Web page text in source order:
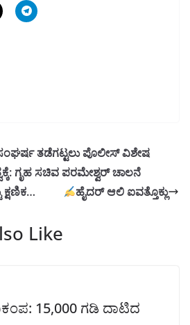
ತಡೆಗಟ್ಟಲು ಪೊಲೀಸ್ ವಿಶೇಷ
ಗೃಹ ಸಚಿವ ಪರಮೇಶ್ವರ್‌ ಚಾಲನೆ
ಕ್ಷಣಿಕ…
ಹೈದರ್ ಆಲಿ ಐವತ್ತೊಕ್ಲು
Like
15,000 ಗಡಿ ದಾಟಿದ